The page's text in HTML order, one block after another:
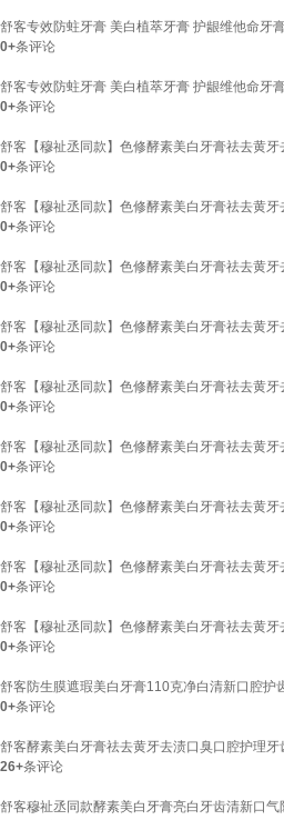
舒客专效防蛀牙膏 美白植萃牙膏 护龈维他命牙
0+条评论
舒客专效防蛀牙膏 美白植萃牙膏 护龈维他命牙
0+条评论
舒客【穆祉丞同款】色修酵素美白牙膏祛去黄
0+条评论
舒客【穆祉丞同款】色修酵素美白牙膏祛去黄
0+条评论
舒客【穆祉丞同款】色修酵素美白牙膏祛去黄
0+条评论
舒客【穆祉丞同款】色修酵素美白牙膏祛去黄
0+条评论
舒客【穆祉丞同款】色修酵素美白牙膏祛去黄
0+条评论
舒客【穆祉丞同款】色修酵素美白牙膏祛去黄
0+条评论
舒客【穆祉丞同款】色修酵素美白牙膏祛去黄
0+条评论
舒客【穆祉丞同款】色修酵素美白牙膏祛去黄
0+条评论
舒客【穆祉丞同款】色修酵素美白牙膏祛去黄
0+条评论
舒客防生膜遮瑕美白牙膏110克净白清新口腔
0+条评论
舒客酵素美白牙膏祛去黄牙去渍口臭口腔护理
26+条评论
舒客穆祉丞同款酵素美白牙膏亮白牙齿清新口